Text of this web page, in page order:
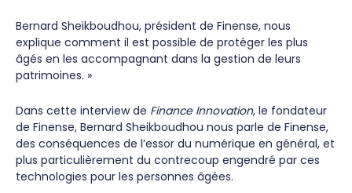
Bernard Sheikboudhou, président de Finense, nous
explique comment il est possible de protéger les plus
âgés en les accompagnant dans la gestion de leurs
patrimoines. »
Dans cette interview de Finance Innovation, le fondateur
de Finense, Bernard Sheikboudhou nous parle de Finense,
des conséquences de l’essor du numérique en général, et
plus particulièrement du contrecoup engendré par ces
technologies pour les personnes âgées.